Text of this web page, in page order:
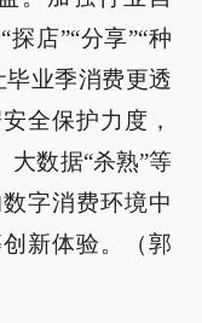
店”“分享”“种
业季消费更透
全保护力度，
大数据“杀熟”等
字消费环境中
新体验。（郭